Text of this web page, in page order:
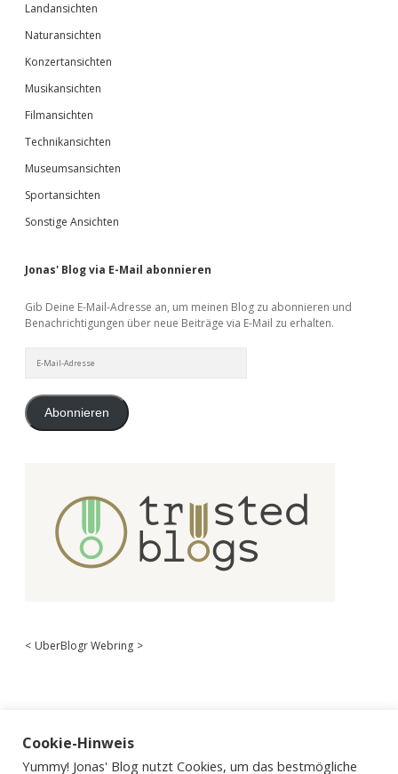
Landansichten
Naturansichten
Konzertansichten
Musikansichten
Filmansichten
Technikansichten
Museumsansichten
Sportansichten
Sonstige Ansichten
Jonas' Blog via E-Mail abonnieren
Gib Deine E-Mail-Adresse an, um meinen Blog zu abonnieren und
Benachrichtigungen über neue Beiträge via E-Mail zu erhalten.
Mail-
Abonnieren
< UberBlogr Webring >
Cookie-Hinweis
Yummy! Jonas' Blog nutzt Cookies, um das bestmögliche